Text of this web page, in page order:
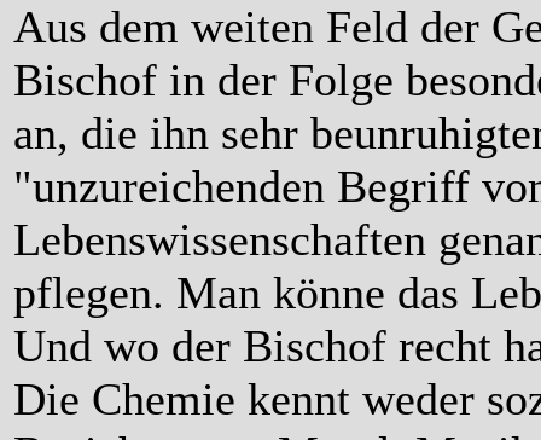
Aus dem weiten Feld der
Bischof in der Folge
an, die ihn sehr
"unzureichenden Begriff
Lebenswissenschaften
pflegen. Man könne das
Und wo der Bischof recht
Die Chemie kennt weder